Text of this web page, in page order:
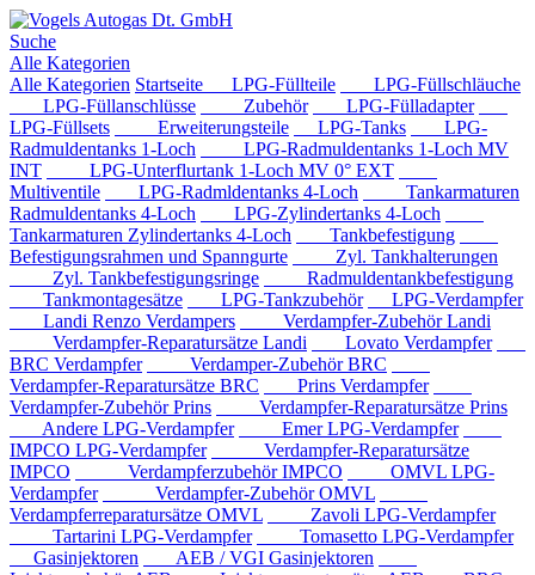
Suche
Alle Kategorien
Alle Kategorien Startseite LPG-Füllteile
LPG-Füllschläuche
LPG-Füllanschlüsse
Zubehör
LPG-Fülladapter
LPG-Füllsets
Erweiterungsteile LPG-Tanks
LPG-
Radmuldentanks 1-Loch
LPG-Radmuldentanks 1-Loch MV
INT
LPG-Unterflurtank 1-Loch MV 0° EXT
Multiventile
LPG-Radmldentanks 4-Loch
Tankarmaturen
Radmuldentanks 4-Loch
LPG-Zylindertanks 4-Loch
Tankarmaturen Zylindertanks 4-Loch
Tankbefestigung
Befestigungsrahmen und Spanngurte
Zyl. Tankhalterungen
Zyl. Tankbefestigungsringe
Radmuldentankbefestigung
Tankmontagesätze
LPG-Tankzubehör
LPG-Verdampfer
Landi Renzo Verdampers
Verdampfer-Zubehör Landi
Verdampfer-Reparatursätze Landi
Lovato Verdampfer
BRC Verdampfer
Verdamper-Zubehör BRC
Verdampfer-Reparatursätze BRC
Prins Verdampfer
Verdampfer-Zubehör Prins
Verdampfer-Reparatursätze Prins
Andere LPG-Verdampfer
Emer LPG-Verdampfer
IMPCO LPG-Verdampfer
Verdampfer-Reparatursätze
IMPCO
Verdampferzubehör IMPCO
OMVL LPG-
Verdampfer
Verdampfer-Zubehör OMVL
Verdampferreparatursätze OMVL
Zavoli LPG-Verdampfer
Tartarini LPG-Verdampfer
Tomasetto LPG-Verdampfer
Gasinjektoren
AEB / VGI Gasinjektoren